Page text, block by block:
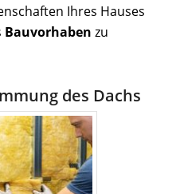
Ihres Hauses
Bauvorhaben zu
des Dachs